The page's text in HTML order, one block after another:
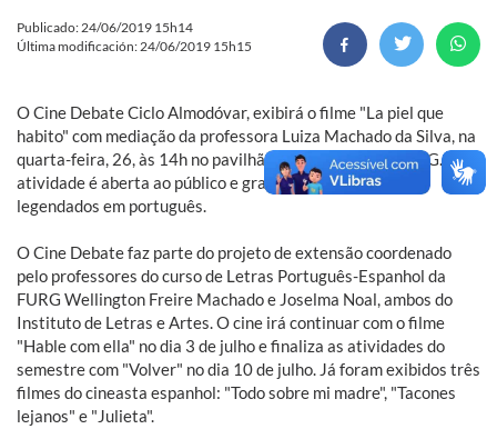
Publicado: 24/06/2019 15h14
Última modificación: 24/06/2019 15h15
O Cine Debate Ciclo Almodóvar, exibirá o filme "La piel que
habito" com mediação da professora Luiza Machado da Silva, na
quarta-feira, 26, às 14h no pavilhão 4, sala 4115, da FURG. A
atividade é aberta ao público e gratuita. Os filmes são
legendados em português.
O Cine Debate faz parte do projeto de extensão coordenado
pelo professores do curso de Letras Português-Espanhol da
FURG Wellington Freire Machado e Joselma Noal, ambos do
Instituto de Letras e Artes. O cine irá continuar com o filme
"Hable com ella" no dia 3 de julho e finaliza as atividades do
semestre com "Volver" no dia 10 de julho. Já foram exibidos três
filmes do cineasta espanhol: "Todo sobre mi madre", "Tacones
lejanos" e "Julieta".